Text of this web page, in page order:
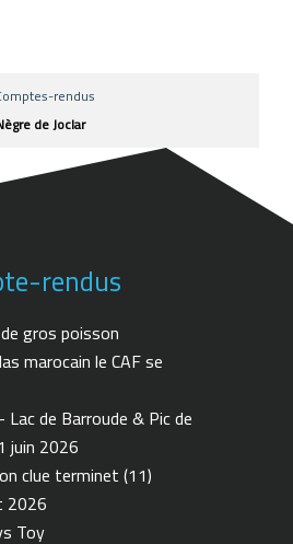
rendus
de Joclar
rendus
gros poisson
marocain le CAF se
Lac de Barroude & Pic de
juin 2026
clue terminet (11)
2026
Toy